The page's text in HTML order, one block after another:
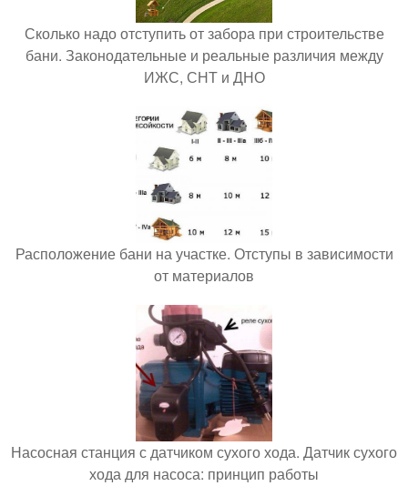
Сколько надо отступить от забора при строительстве
бани. Законодательные и реальные различия между
ИЖС, СНТ и ДНО
Расположение бани на участке. Отступы в зависимости
от материалов
Насосная станция с датчиком сухого хода. Датчик сухого
хода для насоса: принцип работы